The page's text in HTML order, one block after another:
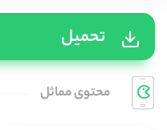
تحميل
محتوی مماثل